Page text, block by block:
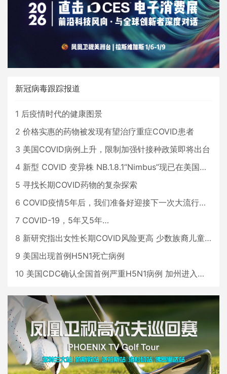
新冠病毒跟踪报道
1 后疫情时代的健康图景
2 价格实惠的药物被发现有望治疗重症COVID患者
3 美国COVID病例上升，限制加强针接种政策即将出台
4 新型 COVID 变异株 NB.1.8.1“Nimbus”现已在美国占据主导地位
5 寻找长期COVID药物的复杂探索
6 COVID疫情5年后，我们准备好迎接下一次大流行了吗？
7 COVID-19，5年又5年…
8 新研究指出女性长期COVID风险更高 少数族裔儿童存在差异
9 美国出现首例H5N1死亡病例
10 美国CDC确认全国首例严重H5N1病例 加州进入紧急状态